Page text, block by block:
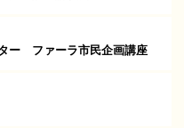
ー ファーラ市民企画講座